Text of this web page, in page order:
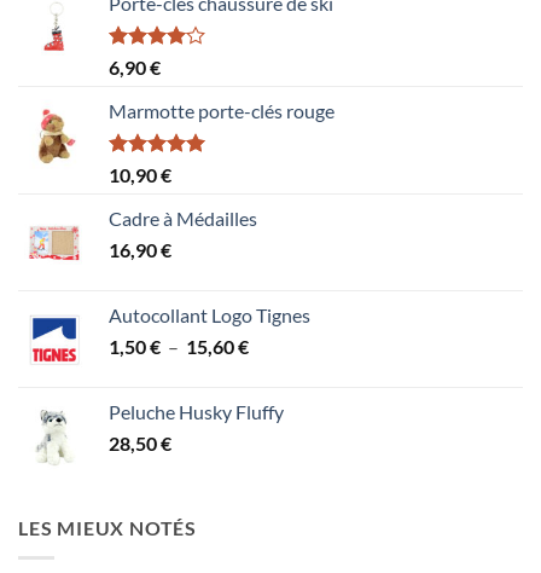
Note
4.00
5
6,90€
Marmotte porte-clés rouge
Note5.00
sur 5
10,90€
Cadre à Médailles
16,90€
Autocollant Logo Tignes
1,50€ – 15,60€Plage
1,50 €
Peluche Husky Fluffy
28,50€
LES MIEUX NOTÉS